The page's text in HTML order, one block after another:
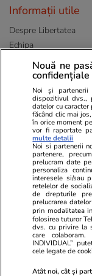
Informații utile
Despre Libertatea
Echipa
Publicitate
Politica de
Ringier România
Libertatea pentru
Unica.ro
Program TV
Avantaje
Pariază
Jocurile
© 2026
Nouă ne
confidențiale
Noi și partenerii
dispozitivul dvs.,
datelor cu
făcând clic mai
în orice moment
vor fi raportate
multe detalii
Noi si partenerii
partenere,
prelucram date
personaliza
interesele si/sau
retelelor de
de drepturile
prelucrarea
prin modalitatea
folosirea tuturor
dvs. cu privire la
care
INDIVIDUAL”
cele legate de
Atât noi, cât și